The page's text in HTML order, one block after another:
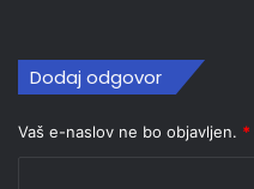
Dodaj odgovor
Vaš e-naslov ne bo objavljen. *